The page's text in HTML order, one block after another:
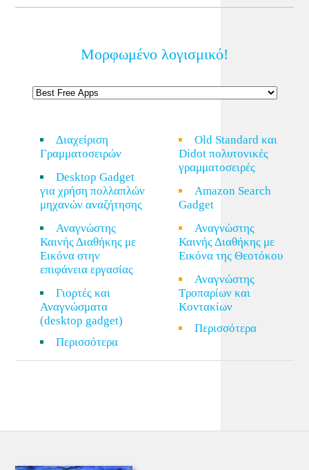
Μορφωμένο λογισμικό!
Διαχείριση
Γραμματοσειρών
Desktop Gadget
για χρήση πολλαπλών
μηχανών αναζήτησης
Αναγνώστης
Καινής Διαθήκης με
Εικόνα στην
επιφάνεια εργασίας
Γιορτές και
Αναγνώσματα
(desktop gadget)
Περισσότερα
Old Standard και
Didot πολυτονικές
γραμματοσειρές
Amazon Search
Gadget
Αναγνώστης
Καινής Διαθήκης με
Εικόνα της Θεοτόκου
Αναγνώστης
Τροπαρίων και
Κοντακίων
Περισσότερα